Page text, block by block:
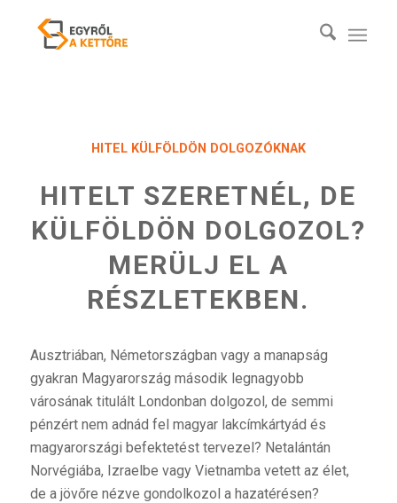
HITEL KÜLFÖLDÖN DOLGOZÓKNAK
HITELT SZERETNÉL, DE
KÜLFÖLDÖN DOLGOZOL?
MERÜLJ EL A
RÉSZLETEKBEN.
Ausztriában, Németországban vagy a manapság
gyakran Magyarország második legnagyobb
városának titulált Londonban dolgozol, de semmi
pénzért nem adnád fel magyar lakcímkártyád és
magyarországi befektetést tervezel? Netalántán
Norvégiába, Izraelbe vagy Vietnamba vetett az élet,
de a jövőre nézve gondolkozol a hazatérésen?